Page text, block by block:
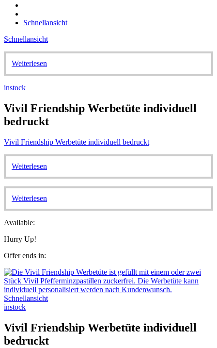
Schnellansicht
Schnellansicht
Weiterlesen
instock
Vivil Friendship Werbetüte individuell
bedruckt
Vivil Friendship Werbetüte individuell bedruckt
Weiterlesen
Weiterlesen
Available:
Hurry Up!
Offer ends in:
Schnellansicht
instock
Vivil Friendship Werbetüte individuell
bedruckt